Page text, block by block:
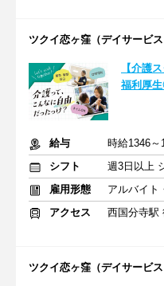
ツクイ恋ヶ窪（デイサービス
【介護
福利厚
給与
時給1346～
シフト
週3日以上
雇用形態
アルバイト
アクセス
西国分寺駅
ツクイ恋ヶ窪（デイサービス